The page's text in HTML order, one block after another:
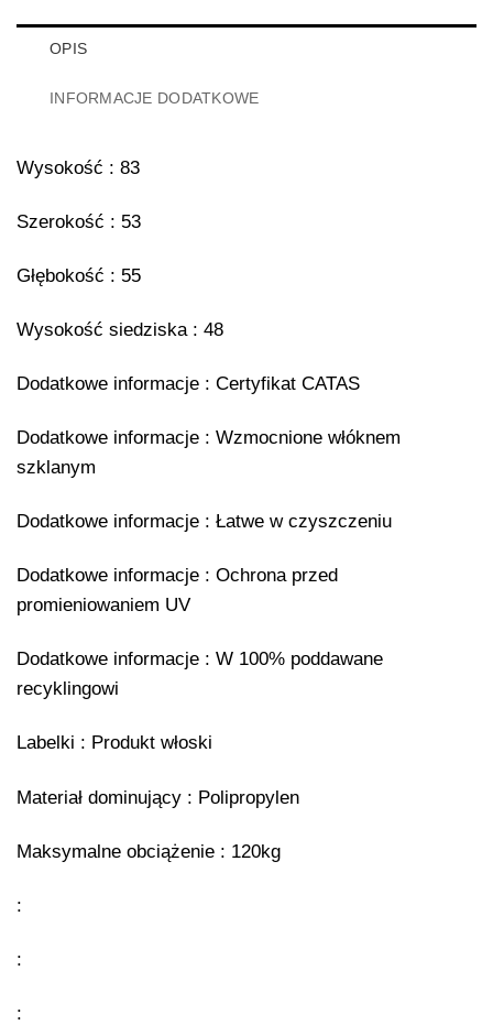
OPIS
INFORMACJE DODATKOWE
Wysokość : 83
Szerokość : 53
Głębokość : 55
Wysokość siedziska : 48
Dodatkowe informacje : Certyfikat CATAS
Dodatkowe informacje : Wzmocnione włóknem
szklanym
Dodatkowe informacje : Łatwe w czyszczeniu
Dodatkowe informacje : Ochrona przed
promieniowaniem UV
Dodatkowe informacje : W 100% poddawane
recyklingowi
Labelki : Produkt włoski
Materiał dominujący : Polipropylen
Maksymalne obciążenie : 120kg
:
:
: